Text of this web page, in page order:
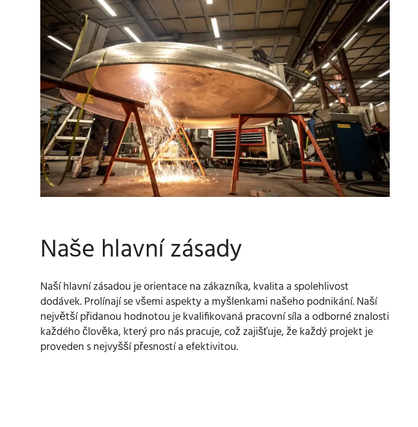
Naše hlavní zásady
Naší hlavní zásadou je orientace na zákazníka, kvalita a spolehlivost
dodávek. Prolínají se všemi aspekty a myšlenkami našeho podnikání. Naší
největší přidanou hodnotou je kvalifikovaná pracovní síla a odborné znalosti
každého člověka, který pro nás pracuje, což zajišťuje, že každý projekt je
proveden s nejvyšší přesností a efektivitou.